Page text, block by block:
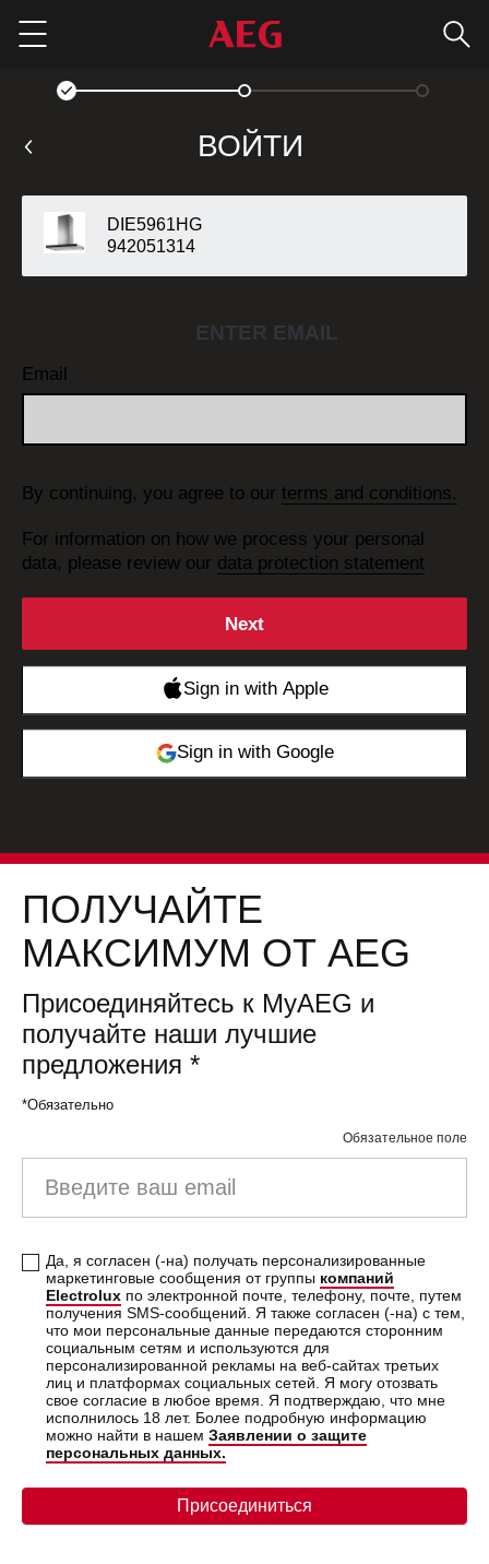
Menu
ВОЙТИ
DIE5961HG
942051314
ENTER EMAIL
Email
By continuing, you agree to our terms and conditions.
For information on how we process your personal
data, please review our data protection statement
ПОЛУЧАЙТЕ
МАКСИМУМ ОТ AEG
Присоединяйтесь к MyAEG и
получайте наши лучшие
предложения *
*Обязательно
Обязательное поле
Да, я согласен (-на) получать персонализированные
маркетинговые сообщения от группы компаний
Electrolux по электронной почте, телефону, почте, путем
получения SMS-сообщений. Я также согласен (-на) с тем,
что мои персональные данные передаются сторонним
социальным сетям и используются для
персонализированной рекламы на веб-сайтах третьих
лиц и платформах социальных сетей. Я могу отозвать
свое согласие в любое время. Я подтверждаю, что мне
исполнилось 18 лет. Более подробную информацию
можно найти в нашем Заявлении о защите
персональных данных.
Присоединиться